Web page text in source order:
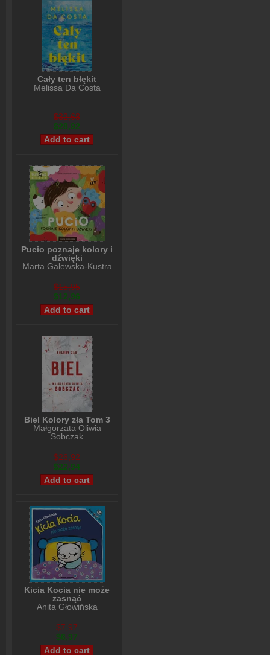
Cały ten błękit
Melissa Da Costa
$32,68
$28,92
Pucio poznaje kolory i
dźwięki
Marta Galewska-Kustra
$15,95
$12,96
Biel Kolory zła Tom 3
Małgorzata Oliwia
Sobczak
$26,92
$22,94
Kicia Kocia nie może
zasnąć
Anita Głowińska
$7,97
$6,97